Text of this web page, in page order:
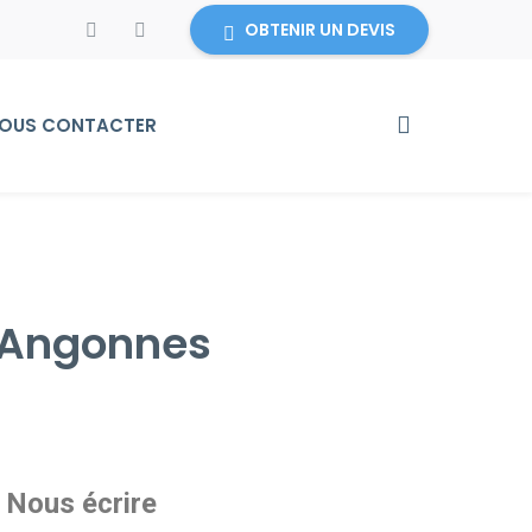
OBTENIR UN DEVIS
CONTACTER
Nous écrire